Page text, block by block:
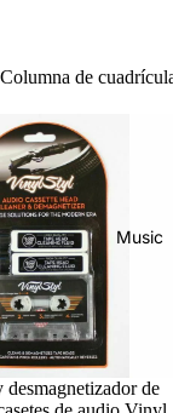
Music
Columna de
de